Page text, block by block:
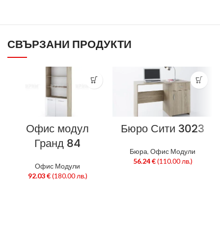
СВЪРЗАНИ ПРОДУКТИ
Офис модул
Гранд 84
Офис Модули
92.03€ (180.00 лв.)
Бюро Сити 3023
Бюра, Офис Модули
56.24€ (110.00 лв.)